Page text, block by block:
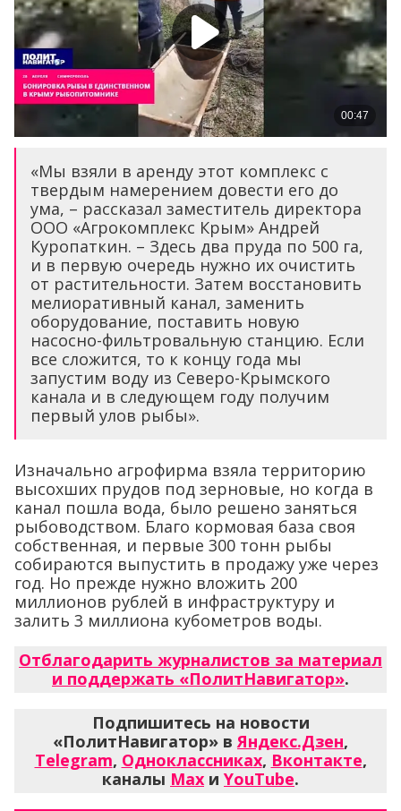
«Мы взяли в аренду этот комплекс с
твердым намерением довести его до
ума, – рассказал заместитель директора
ООО «Агрокомплекс Крым» Андрей
Куропаткин. – Здесь два пруда по 500 га,
и в первую очередь нужно их очистить
от растительности. Затем восстановить
мелиоративный канал, заменить
оборудование, поставить новую
насосно-фильтровальную станцию. Если
все сложится, то к концу года мы
запустим воду из Северо-Крымского
канала и в следующем году получим
первый улов рыбы».
Изначально агрофирма взяла территорию
высохших прудов под зерновые, но когда в
канал пошла вода, было решено заняться
рыбоводством. Благо кормовая база своя
собственная, и первые 300 тонн рыбы
собираются выпустить в продажу уже через
год. Но прежде нужно вложить 200
миллионов рублей в инфраструктуру и
залить 3 миллиона кубометров воды.
Отблагодарить журналистов за материал
и поддержать «ПолитНавигатор».
Подпишитесь на новости
«ПолитНавигатор» вЯндекс.Дзен,
Telegram, Одноклассниках, Вконтакте,
каналы Max и YouTube.